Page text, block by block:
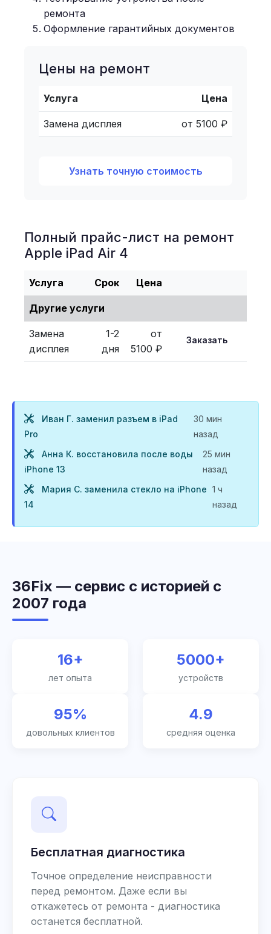
ремонта
Оформление гарантийных документов
Цены на ремонт
Услуга Цена
Замена дисплея от 5100 ₽
Узнать точную стоимость
Полный прайс-лист на ремонт
Apple iPad Air 4
Услуга Срок Цена
Другие услуги
Замена
дисплея
1-2
дня
от
5100 ₽
Заказать
Иван Г. заменил разъем в iPad
Pro
30 мин
назад
Анна К. восстановила после воды
iPhone 13
25 мин
назад
Мария С. заменила стекло на iPhone
14
1 ч
назад
36Fix — сервис с историей с
2007 года
16+
лет опыта
5000+
устройств
95%
довольных клиентов
4.9
средняя оценка
Бесплатная диагностика
Точное определение неисправности
перед ремонтом. Даже если вы
откажетесь от ремонта - диагностика
останется бесплатной.